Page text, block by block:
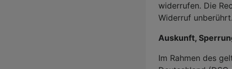
widerrufen. Die
Widerruf unberührt.
Auskunft,
Im Rahmen des